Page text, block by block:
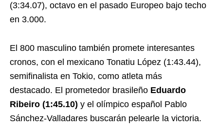
(3:34.07), octavo en el pasado Europeo bajo techo
en 3.000.
El 800 masculino también promete interesantes
cronos, con el mexicano Tonatiu López (1:43.44),
semifinalista en Tokio, como atleta más
destacado. El prometedor brasileño Eduardo
Ribeiro (1:45.10) y el olímpico español Pablo
Sánchez-Valladares buscarán pelearle la victoria.